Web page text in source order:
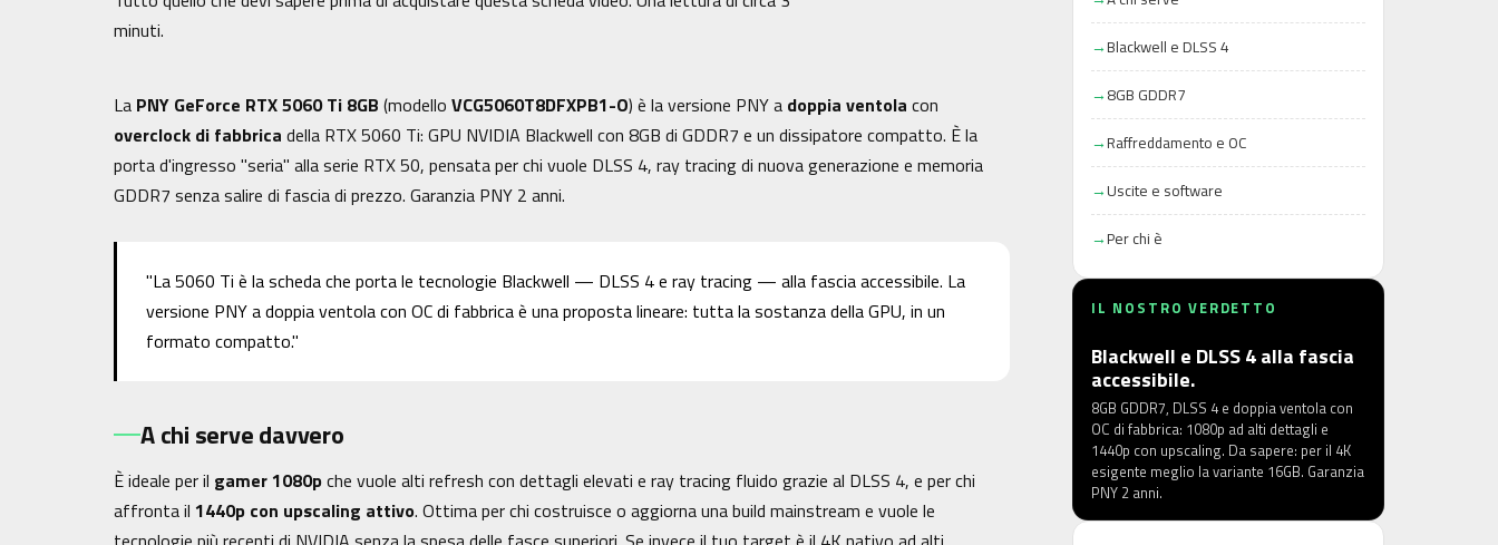
minuti.
La PNY GeForce RTX 5060 Ti 8GB (modello VCG5060T8DFXPB1-O) è la versione PNY a doppia ventola con
overclock di fabbrica della RTX 5060 Ti: GPU NVIDIA Blackwell con 8GB di GDDR7 e un dissipatore compatto. È la
porta d'ingresso "seria" alla serie RTX 50, pensata per chi vuole DLSS 4, ray tracing di nuova generazione e memoria
GDDR7 senza salire di fascia di prezzo. Garanzia PNY 2 anni.
"La 5060 Ti è la scheda che porta le tecnologie Blackwell — DLSS 4 e ray tracing — alla fascia accessibile. La
versione PNY a doppia ventola con OC di fabbrica è una proposta lineare: tutta la sostanza della GPU, in un
formato compatto."
A chi serve davvero
È ideale per il gamer 1080pche vuole alti refresh con dettagli elevati e ray tracing fluido grazie al DLSS 4, e per chi
affronta il 1440p con upscaling attivo. Ottima per chi costruisce o aggiorna una build mainstream e vuole le
Blackwell e DLSS 4
8GB GDDR7
Raffreddamento e OC
Uscite e software
Per chi è
IL NOSTRO VERDETTO
Blackwell e DLSS 4 alla fascia
accessibile.
8GB GDDR7, DLSS 4 e doppia ventola con
OC di fabbrica: 1080p ad alti dettagli e
1440p con upscaling. Da sapere: per il 4K
esigente meglio la variante 16GB. Garanzia
PNY 2 anni.